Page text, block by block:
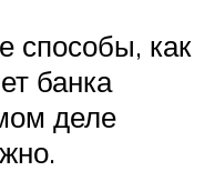
способы, как
банка
деле